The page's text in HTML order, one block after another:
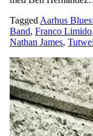
Tagged Aarhus
Band, Franco Limido,
Nathan James,